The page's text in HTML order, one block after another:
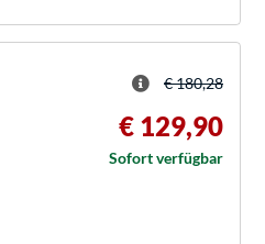
€ 180,28
€ 129,90
Sofort verfügbar